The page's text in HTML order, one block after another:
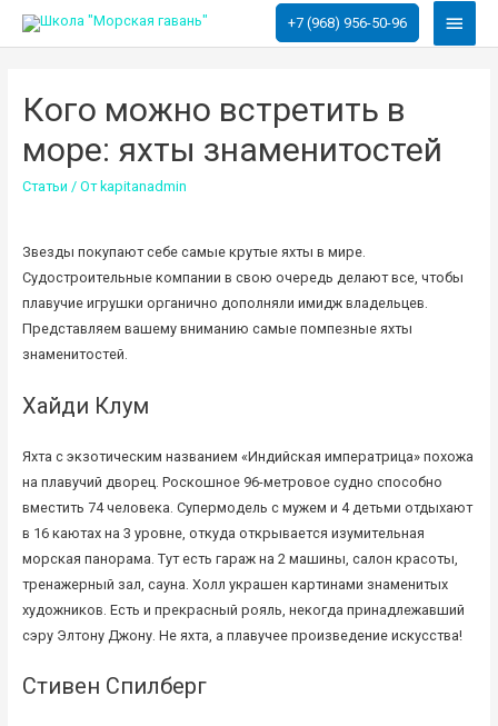
+7 (968) 956-50-96
Кого можно встретить в
море: яхты знаменитостей
Статьи / От kapitanadmin
Звезды покупают себе самые крутые яхты в мире.
Судостроительные компании в свою очередь делают все, чтобы
плавучие игрушки органично дополняли имидж владельцев.
Представляем вашему вниманию самые помпезные яхты
знаменитостей.
Хайди Клум
Яхта с экзотическим названием «Индийская императрица» похожа
на плавучий дворец. Роскошное 96-метровое судно способно
вместить 74 человека. Супермодель с мужем и 4 детьми отдыхают
в 16 каютах на 3 уровне, откуда открывается изумительная
морская панорама. Тут есть гараж на 2 машины, салон красоты,
тренажерный зал, сауна. Холл украшен картинами знаменитых
художников. Есть и прекрасный рояль, некогда принадлежавший
сэру Элтону Джону. Не яхта, а плавучее произведение искусства!
Стивен Спилберг